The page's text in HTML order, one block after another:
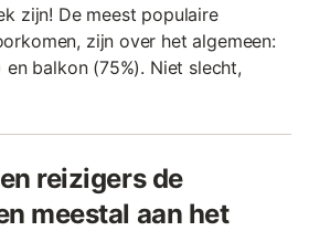
zijn! De meest populaire
zijn over het algemeen:
en balkon (75%). Niet slecht,
reizigers de
meestal aan het